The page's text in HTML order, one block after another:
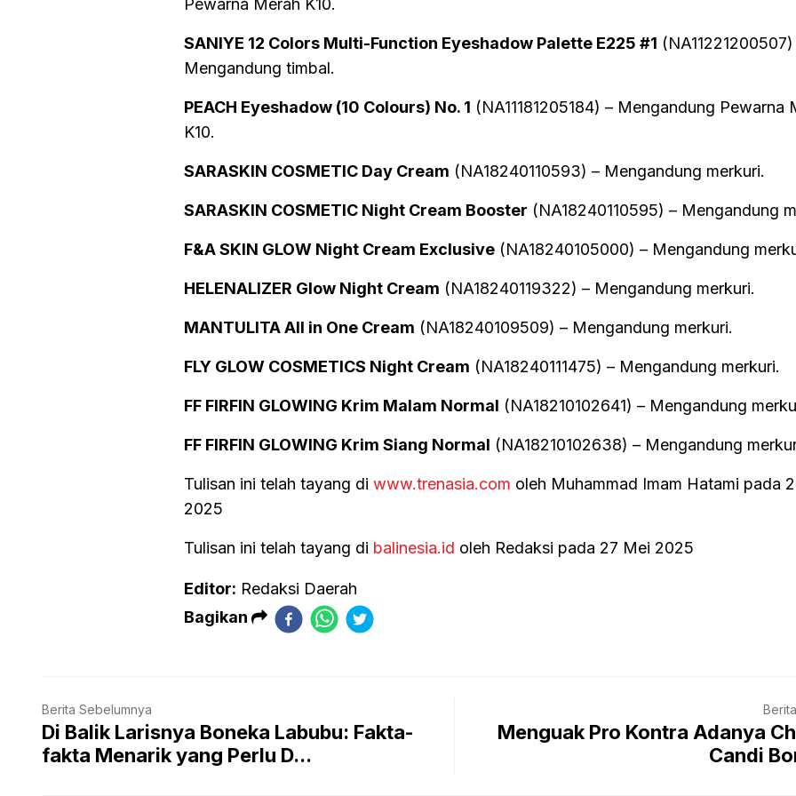
Pewarna Merah K10.
SANIYE 12 Colors Multi-Function Eyeshadow Palette E225 #1 (NA11221200507)
Mengandung timbal.
PEACH Eyeshadow (10 Colours) No. 1 (NA11181205184) – Mengandung Pewarna
K10.
SARASKIN COSMETIC Day Cream (NA18240110593) – Mengandung merkuri.
SARASKIN COSMETIC Night Cream Booster (NA18240110595) – Mengandung
F&A SKIN GLOW Night Cream Exclusive(NA18240105000) – Mengandung
HELENALIZER Glow Night Cream (NA18240119322) – Mengandung merkuri.
MANTULITA All in One Cream (NA18240109509) – Mengandung merkuri.
FLY GLOW COSMETICS Night Cream (NA18240111475) – Mengandung merkuri.
FF FIRFIN GLOWING Krim Malam Normal (NA18210102641) – Mengandung
FF FIRFIN GLOWING Krim Siang Normal (NA18210102638) – Mengandung
Tulisan ini telah tayang di www.trenasia.com oleh Muhammad Imam Hatami pada
2025
Tulisan ini telah tayang di balinesia.id oleh Redaksi pada 27 Mei 2025
Editor: Redaksi Daerah
Bagikan
Berita Sebelumnya
Di Balik Larisnya Boneka Labubu: Fakta-
fakta Menarik yang Perlu D...
Menguak Pro Kontra Adanya
Candi